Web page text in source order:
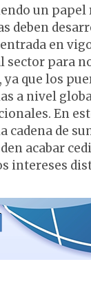
un
deben
en
sector para
que los
a nivel
En
cadena de
acabar
intereses